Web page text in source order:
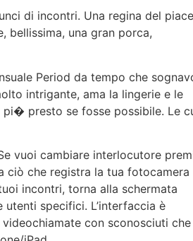
di incontri. Una regina del
bellissima, una gran porca,
Period da tempo che
intrigante, ama la lingerie e le
presto se fosse possibile. Le
vuoi cambiare interlocutore
ciò che registra la tua fotocamera
incontri, torna alla schermata
specifici. L’interfaccia è
con sconosciuti che